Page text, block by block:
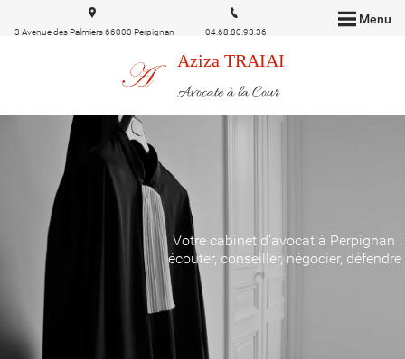
Menu
Aziza TRAIAI
Avocate à la Cour
3 Avenue des Palmiers 66000 Perpignan 04.68.80.93.36
Votre cabinet d'avocat à Perpignan :
écouter, conseiller, négocier, défendre